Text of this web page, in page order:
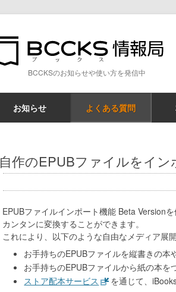
BCCKSのお知らせや使い方を発信中
お知らせ よくある質問
自作のEPUBファイルをイン
EPUBファイルインポート機能 Beta Version
カンタンに変換することができます。
これにより、以下のような自由なメディア展
お手持ちのEPUBファイルを縦書きの本
お手持ちのEPUBファイルから紙の本を
ストア配本サービス
を通じて、